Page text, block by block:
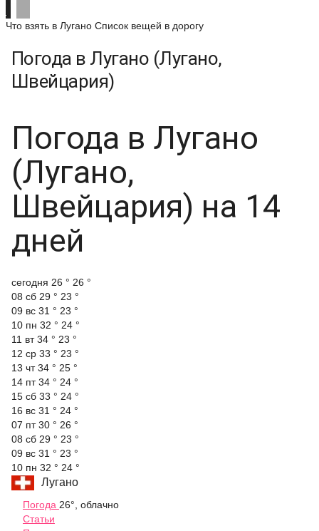
Что взять в Лугано Список вещей в дорогу
Погода в Лугано (Лугано,
Швейцария)
Погода в Лугано
(Лугано,
Швейцария) на 14
дней
cегодня 26 ° 26 °
08 сб 29 ° 23 °
09 вс 31 ° 23 °
10 пн 32 ° 24 °
11 вт34 ° 23 °
12 ср 33 ° 23 °
13 чт34 ° 25 °
14 пт34 ° 24 °
15 сб 33 ° 24 °
16 вс 31 ° 24 °
07 пт30 ° 26 °
08 сб 29 ° 23 °
09 вс 31 ° 23 °
10 пн 32 ° 24 °
Лугано
Погода 26°, облачно
Статьи